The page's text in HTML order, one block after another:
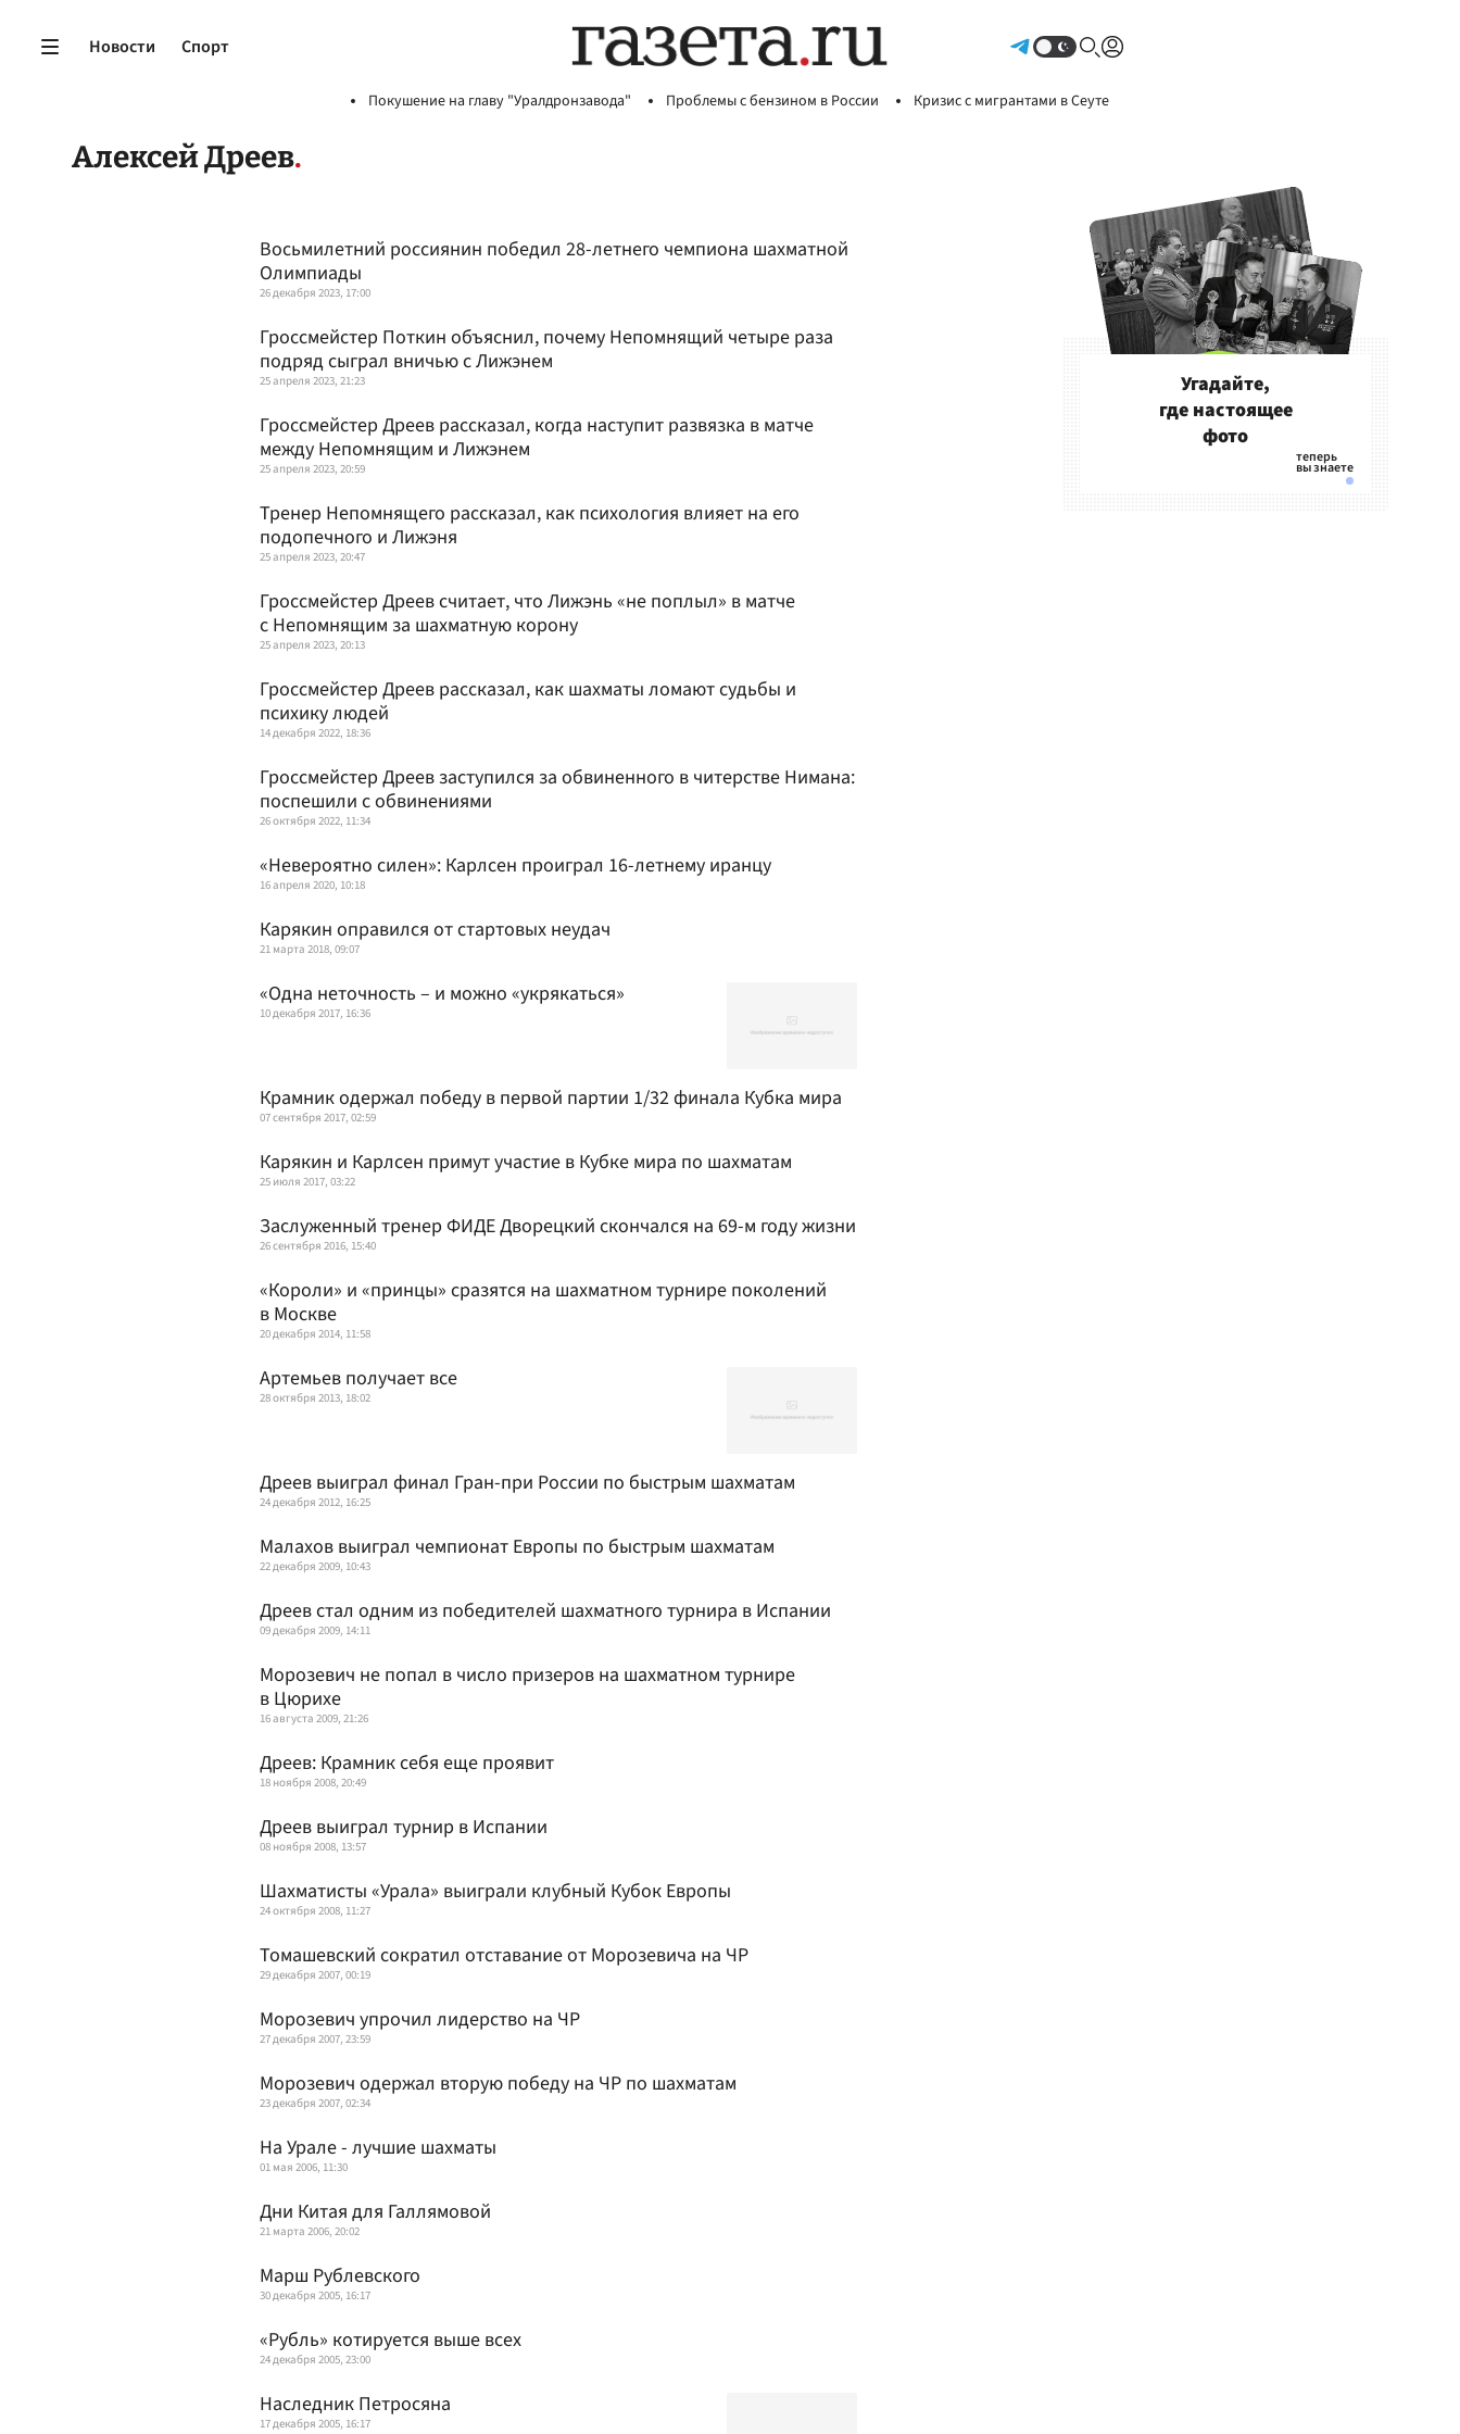
Новости Спорт
Покушение на главу "Уралдронзавода" Проблемы с бензином в России Кризис с мигрантами в Сеуте
Алексей Дреев
Восьмилетний россиянин победил 28-летнего чемпиона шахматной
Олимпиады
26 декабря 2023, 17:00
Гроссмейстер Поткин объяснил, почему Непомнящий четыре раза
подряд сыграл вничью с Лижэнем
25 апреля 2023, 21:23
Гроссмейстер Дреев рассказал, когда наступит развязка в матче
между Непомнящим и Лижэнем
25 апреля 2023, 20:59
Тренер Непомнящего рассказал, как психология влияет на его
подопечного и Лижэня
25 апреля 2023, 20:47
Гроссмейстер Дреев считает, что Лижэнь «не поплыл» в матче
с Непомнящим за шахматную корону
25 апреля 2023, 20:13
Гроссмейстер Дреев рассказал, как шахматы ломают судьбы и
психику людей
14 декабря 2022, 18:36
Гроссмейстер Дреев заступился за обвиненного в читерстве Нимана:
поспешили с обвинениями
26 октября 2022, 11:34
«Невероятно силен»: Карлсен проиграл 16-летнему иранцу
16 апреля 2020, 10:18
Карякин оправился от стартовых неудач
21 марта 2018, 09:07
«Одна неточность – и можно «укрякаться»
10 декабря 2017, 16:36
Крамник одержал победу в первой партии 1/32 финала Кубка мира
07 сентября 2017, 02:59
Карякин и Карлсен примут участие в Кубке мира по шахматам
25 июля 2017, 03:22
Заслуженный тренер ФИДЕ Дворецкий скончался на 69-м году жизни
26 сентября 2016, 15:40
«Короли» и «принцы» сразятся на шахматном турнире поколений
в Москве
20 декабря 2014, 11:58
Артемьев получает все
28 октября 2013, 18:02
Дреев выиграл финал Гран-при России по быстрым шахматам
24 декабря 2012, 16:25
Малахов выиграл чемпионат Европы по быстрым шахматам
22 декабря 2009, 10:43
Дреев стал одним из победителей шахматного турнира в Испании
09 декабря 2009, 14:11
Морозевич не попал в число призеров на шахматном турнире
в Цюрихе
16 августа 2009, 21:26
Дреев: Крамник себя еще проявит
18 ноября 2008, 20:49
Дреев выиграл турнир в Испании
08 ноября 2008, 13:57
Шахматисты «Урала» выиграли клубный Кубок Европы
24 октября 2008, 11:27
Томашевский сократил отставание от Морозевича на ЧР
29 декабря 2007, 00:19
Морозевич упрочил лидерство на ЧР
27 декабря 2007, 23:59
Морозевич одержал вторую победу на ЧР по шахматам
23 декабря 2007, 02:34
На Урале - лучшие шахматы
01 мая 2006, 11:30
Дни Китая для Галлямовой
21 марта 2006, 20:02
Марш Рублевского
30 декабря 2005, 16:17
«Рубль» котируется выше всех
24 декабря 2005, 23:00
Наследник Петросяна
17 декабря 2005, 16:17
Угадайте,
где настоящее
фото